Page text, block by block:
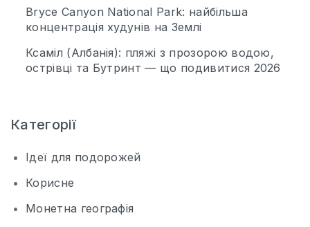
Bryce Canyon National Park: найбільша
концентрація худунів на Землі
Ксаміл (Албанія): пляжі з прозорою водою,
острівці та Бутринт — що подивитися 2026
Категорії
Ідеї для подорожей
Корисне
Монетна географія